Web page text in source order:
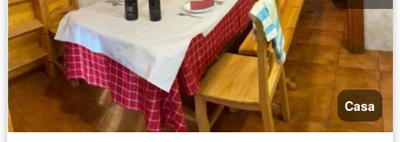
Casa